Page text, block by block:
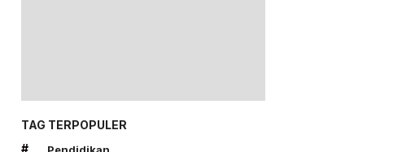
TAG TERPOPULER
#